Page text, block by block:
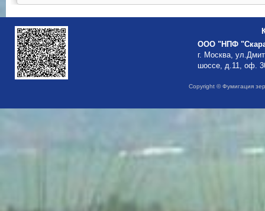
ООО "НПФ
г. Москва,
шоссе, д.11, оф.
Copyright © Фумигация